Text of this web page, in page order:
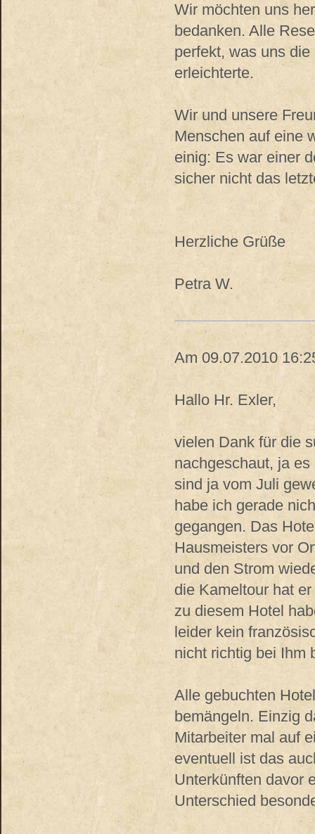
Wir möchten uns
bedanken. Alle
perfekt, was uns
erleichterte.
Wir und unsere
Menschen auf eine
einig: Es war einer
sicher nicht das
Herzliche Grüße
Petra W.
Am 09.07.2010
Hallo Hr. Exler,
vielen Dank für die
nachgeschaut, ja
sind ja vom Juli
habe ich gerade
gegangen. Das
Hausmeisters vor
und den Strom
die Kameltour hat
zu diesem Hotel
leider kein
nicht richtig bei Ihm
Alle gebuchten
bemängeln. Einzig
Mitarbeiter mal auf
eventuell ist das
Unterkünften davor
Unterschied